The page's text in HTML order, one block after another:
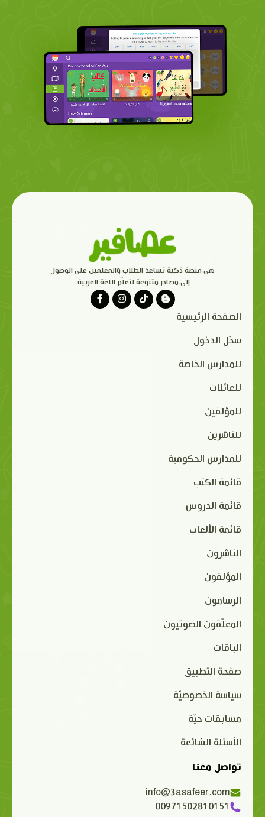
هي منصة ذكية تساعد الطلاب والمعلمين على الوصول
إلى مصادر متنوعة لتعلّم اللغة العربية.
الصفحة الرئيسية
سجّل الدخول
للمدارس الخاصة
للعائلات
للمؤلفين
للناشرين
للمدارس الحكومية
قائمة الكتب
قائمة الدروس
قائمة الألعاب
الناشرون
المؤلفون
الرسامون
المعلّقون الصوتيون
الباقات
صفحة التطبيق
سياسة الخصوصيّة
مسابقات حيّة
الأسئلة الشائعة
تواصل معنا
info@3asafeer.com
00971502810151